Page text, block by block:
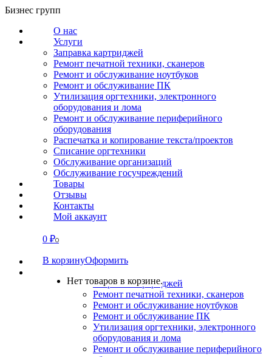
Перейти
содержанию
Бизнес групп
О нас
Услуги
Заправка картриджей
Ремонт печатной техники, сканеров
Ремонт и обслуживание ноутбуков
Ремонт и обслуживание ПК
Утилизация оргтехники, электронного
оборудования и лома
Ремонт и обслуживание периферийного
оборудования
Распечатка и копирование текста/проектов
Списание оргтехники
Обслуживание организаций
Обслуживание госучреждений
Товары
Отзывы
Контакты
Мой аккаунт
0 ₽0
В корзинуОформить
Нет товаров в корзине.
СВЯЗАТЬСЯ
О нас
Заправка картриджей
Ремонт печатной техники, сканеров
Ремонт и обслуживание ноутбуков
Ремонт и обслуживание ПК
Утилизация оргтехники, электронного
оборудования и лома
Ремонт и обслуживание периферийного